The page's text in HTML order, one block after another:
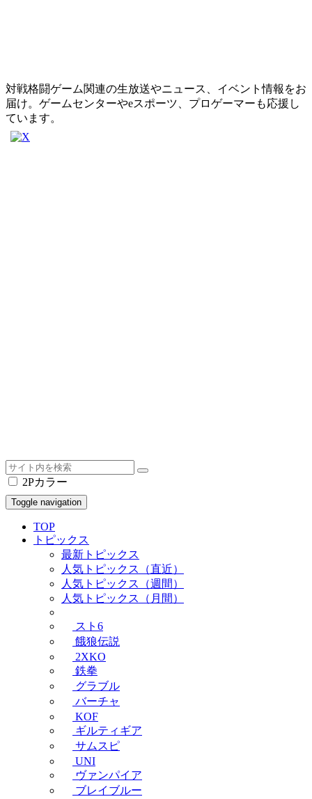
対戦格闘ゲーム関連の生放送やニュース、イベント情報をお
届け。ゲームセンターやeスポーツ、プロゲーマーも応援し
ています。
2Pカラー
Toggle navigation
TOP
トピックス
最新トピックス
人気トピックス（直近）
人気トピックス（週間）
人気トピックス（月間）
スト6
餓狼伝説
2XKO
鉄拳
グラブル
バーチャ
KOF
ギルティギア
サムスピ
UNI
ヴァンパイア
ブレイブルー